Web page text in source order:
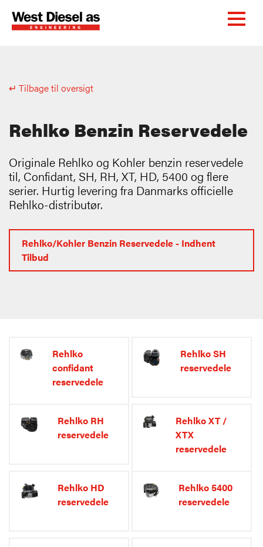
↵ Tilbage til oversigt
Rehlko Benzin Reservedele
Originale Rehlko og Kohler benzin reservedele
til, Confidant, SH, RH, XT, HD, 5400 og flere
serier. Hurtig levering fra Danmarks officielle
Rehlko-distributør.
Rehlko/Kohler Benzin Reservedele - Indhent
Tilbud
Rehlko
confidant
reservedele
Rehlko SH
reservedele
Rehlko RH
reservedele
Rehlko XT /
XTX
reservedele
Rehlko HD
reservedele
Rehlko 5400
reservedele